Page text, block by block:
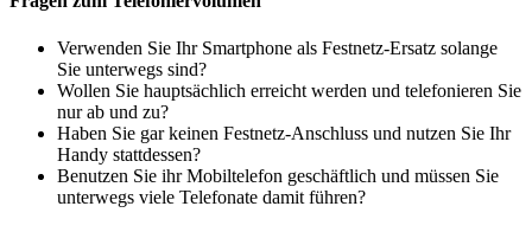
Verwenden Sie Ihr Smartphone als Festnetz-Ersatz solange
Sie unterwegs sind?
Wollen Sie hauptsächlich erreicht werden und telefonieren Sie
nur ab und zu?
Haben Sie gar keinen Festnetz-Anschluss und nutzen Sie Ihr
Handy stattdessen?
Benutzen Sie ihr Mobiltelefon geschäftlich und müssen Sie
unterwegs viele Telefonate damit führen?